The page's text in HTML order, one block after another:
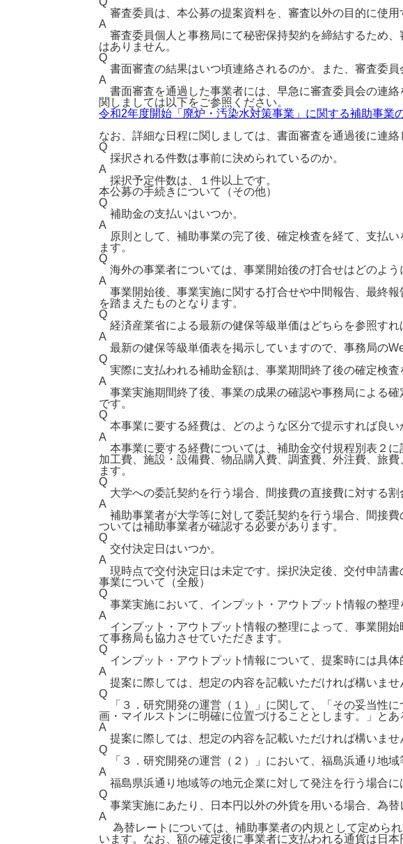
審査委員は、本公募の提案資料を、審査以外の目的に使用
A
審査委員個人と事務局にて秘密保持契約を締結するため
はありません。
Q
書面審査の結果はいつ頃連絡されるのか。また、審査委員
A
書面審査を通過した事業者には、早急に審査委員会の連
関しましては以下をご参照ください。
令和2年度開始「廃炉・汚染水対策事業」に関する補助事業
なお、詳細な日程に関しましては、書面審査を通過後に連絡
Q
採択される件数は事前に決められているのか。
A
採択予定件数は、１件以上です。
本公募の手続きについて（その他）
Q
補助金の支払いはいつか。
A
原則として、補助事業の完了後、確定検査を経て、支払
ます。
Q
海外の事業者については、事業開始後の打合せはどのよう
A
事業開始後、事業実施に関する打合せや中間報告、最終
を踏まえたものとなります。
Q
経済産業省による最新の健保等級単価はどちらを参照すれ
A
最新の健保等級単価表を掲示していますので、事務局の
Q
実際に支払われる補助金額は、事業期間終了後の確定検査
A
事業実施期間終了後、事業の成果の確認や事務局による
です。
Q
本事業に要する経費は、どのような区分で提示すれば良い
A
本事業に要する経費については、補助金交付規程別表２
加工費、施設・設備費、物品購入費、調査費、外注費、旅
ます。
Q
大学への委託契約を行う場合、間接費の直接費に対する割
A
補助事業者が大学等に対して委託契約を行う場合、間接
ついては補助事業者が確認する必要があります。
Q
交付決定日はいつか。
A
現時点で交付決定日は未定です。採択決定後、交付申請書
事業について（全般）
Q
事業実施において、インプット・アウトプット情報の整理
A
インプット・アウトプット情報の整理によって、事業開
て事務局も協力させていただきます。
Q
インプット・アウトプット情報について、提案時には具体
A
提案に際しては、想定の内容を記載いただければ構いませ
Q
「３．研究開発の運営（１）」に関して、「その妥当性
画・マイルストンに明確に位置づけることとします。」と
A
提案に際しては、想定の内容を記載いただければ構いませ
Q
「３．研究開発の運営（２）」において、福島浜通り地域
A
福島県浜通り地域等の地元企業に対して発注を行う場合に
Q
事業実施にあたり、日本円以外の外貨を用いる場合、為替
A
為替レートについては、補助事業者の内規として定めら
います。なお、額の確定後に事業者に支払われる通貨は日本